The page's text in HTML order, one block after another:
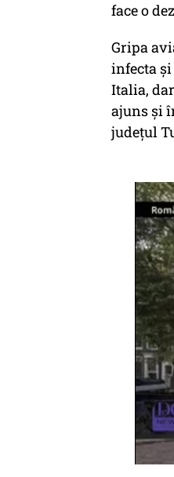
face o
Gripa
infecta
Italia,
ajuns și
județul